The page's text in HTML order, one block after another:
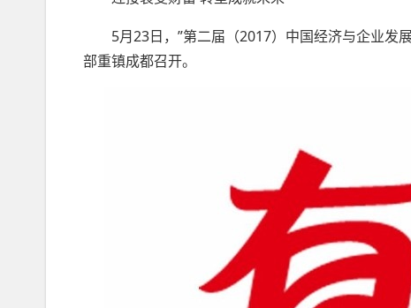
5月23日，”第二届（2017）中国经济与企业发展
部重镇成都召开。